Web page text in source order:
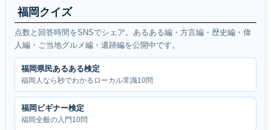
福岡クイズ
点数と回答時間をSNSでシェア。あるある編・方言編・歴史編・偉
人編・ご当地グルメ編・遺跡編を公開中です。
福岡県民あるある検定
福岡人なら秒でわかるローカル常識10問
福岡ビギナー検定
福岡全般の入門10問